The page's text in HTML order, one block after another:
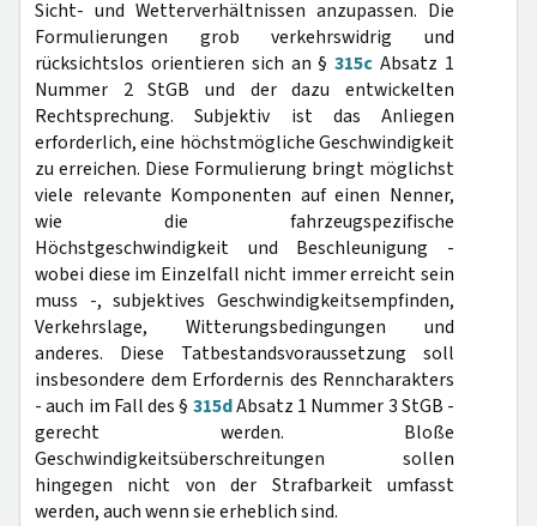
Sicht- und Wetterverhältnissen anzupassen. Die
Formulierungen grob verkehrswidrig und
rücksichtslos orientieren sich an §315c Absatz 1
Nummer 2 StGB und der dazu entwickelten
Rechtsprechung. Subjektiv ist das Anliegen
erforderlich, eine höchstmögliche Geschwindigkeit
zu erreichen. Diese Formulierung bringt möglichst
viele relevante Komponenten auf einen Nenner,
wie die fahrzeugspezifische
Höchstgeschwindigkeit und Beschleunigung -
wobei diese im Einzelfall nicht immer erreicht sein
muss -, subjektives Geschwindigkeitsempfinden,
Verkehrslage, Witterungsbedingungen und
anderes. Diese Tatbestandsvoraussetzung soll
insbesondere dem Erfordernis des Renncharakters
- auch im Fall des § 315dAbsatz 1 Nummer 3 StGB -
gerecht werden. Bloße
Geschwindigkeitsüberschreitungen sollen
hingegen nicht von der Strafbarkeit umfasst
werden, auch wenn sie erheblich sind.